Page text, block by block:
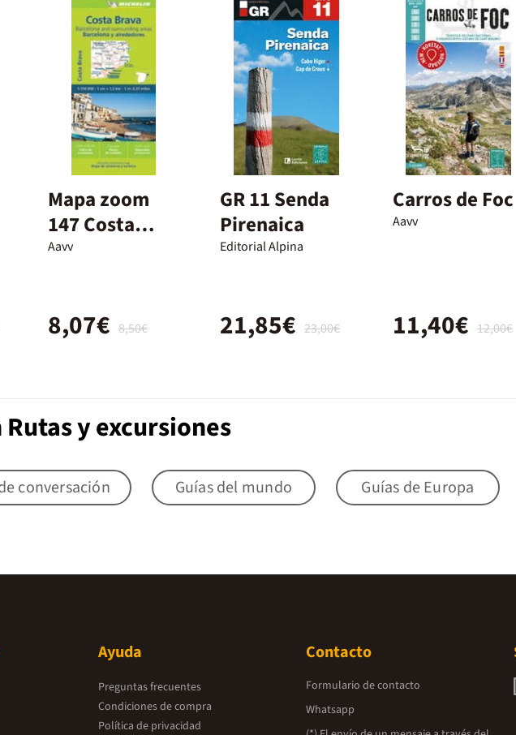
Mapa zoom
147 Costa
Brava.
Aavv
8,50€
8,07€
GR 11 Senda
Pirenaica
Editorial Alpina
23,00€
21,85€
Carros de Foc
Aavv
12,00€
11,40€
y excursiones
conversación Guías del mundo Guías de Europa
Ayuda
Preguntas frecuentes
Condiciones de compra
Política de privacidad
Contacto
Formulario de contacto
Whatsapp